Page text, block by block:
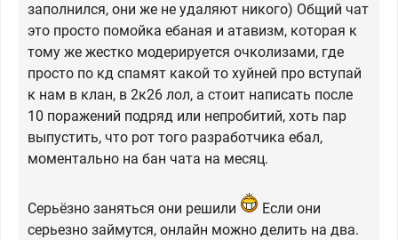
заполнился, они же не удаляют никого) Общий чат
это просто помойка ебаная и атавизм, которая к
тому же жестко модерируется очколизами, где
просто по кд спамят какой то хуйней про вступай
к нам в клан, в 2к26 лол, а стоит написать после
10 поражений подряд или непробитий, хоть пар
выпустить, что рот того разработчика ебал,
моментально на бан чата на месяц.
Серьёзно заняться они решили
Если они
серьезно займутся, онлайн можно делить на два.